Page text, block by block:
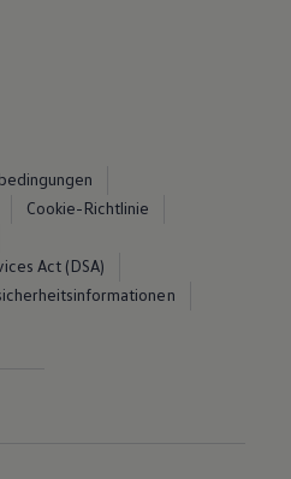
Cookie-Richtlinie
Act (DSA)